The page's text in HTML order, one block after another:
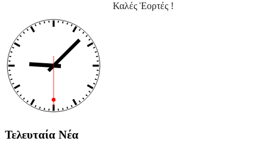
Καλές Ἑορτές !
Τελευταία Νέα